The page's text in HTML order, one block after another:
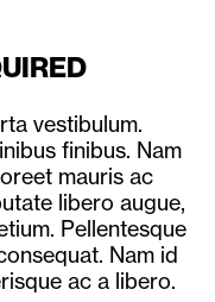
vestibulum.
finibus. Nam
mauris ac
libero augue,
Pellentesque
Nam id
ac a libero.